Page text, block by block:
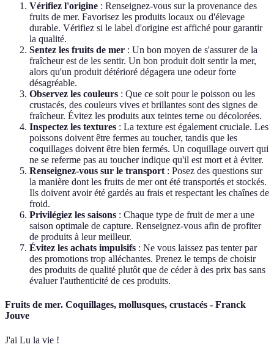
Vérifiez l'origine : Renseignez-vous sur la provenance des
fruits de mer. Favorisez les produits locaux ou d'élevage
durable. Vérifiez si le label d'origine est affiché pour garantir
la qualité.
Sentez les fruits de mer : Un bon moyen de s'assurer de la
fraîcheur est de les sentir. Un bon produit doit sentir la mer,
alors qu'un produit détérioré dégagera une odeur forte
désagréable.
Observez les couleurs : Que ce soit pour le poisson ou les
crustacés, des couleurs vives et brillantes sont des signes de
fraîcheur. Évitez les produits aux teintes terne ou décolorées.
Inspectez les textures : La texture est également cruciale. Les
poissons doivent être fermes au toucher, tandis que les
coquillages doivent être bien fermés. Un coquillage ouvert qui
ne se referme pas au toucher indique qu'il est mort et à éviter.
Renseignez-vous sur le transport : Posez des questions sur
la manière dont les fruits de mer ont été transportés et stockés.
Ils doivent avoir été gardés au frais et respectant les chaînes de
froid.
Privilégiez les saisons : Chaque type de fruit de mer a une
saison optimale de capture. Renseignez-vous afin de profiter
de produits à leur meilleur.
Évitez les achats impulsifs : Ne vous laissez pas tenter par
des promotions trop alléchantes. Prenez le temps de choisir
des produits de qualité plutôt que de céder à des prix bas sans
évaluer l'authenticité de ces produits.
Fruits de mer. Coquillages, mollusques, crustacés - Franck
Jouve
J'ai Lu la vie !